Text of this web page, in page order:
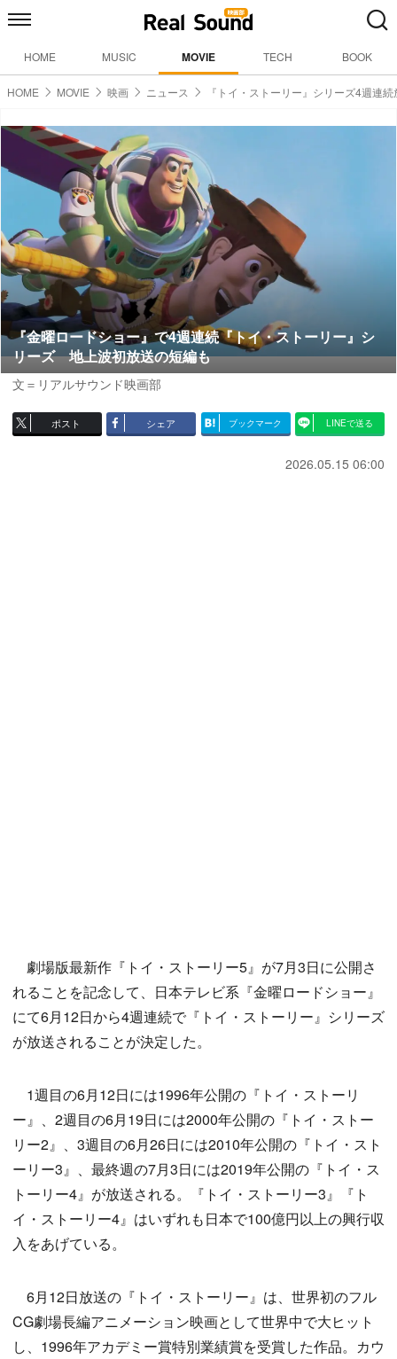
HOME MUSIC MOVIE TECH BOOK
HOME MOVIE 映画 ニュース 『トイ・ストーリー』シリーズ4週連続
『金曜ロードショー』で4週連続『トイ・ストーリー』シ
リーズ 地上波初放送の短編も
文＝リアルサウンド映画部
ポスト シェア ブックマーク LINEで送る
2026.05.15 06:00
劇場版最新作『トイ・ストーリー5』が7月3日に公開さ
れることを記念して、日本テレビ系『金曜ロードショー』
にて6月12日から4週連続で『トイ・ストーリー』シリーズ
が放送されることが決定した。
1週目の6月12日には1996年公開の『トイ・ストーリ
ー』、2週目の6月19日には2000年公開の『トイ・ストー
リー2』、3週目の6月26日には2010年公開の『トイ・スト
ーリー3』、最終週の7月3日には2019年公開の『トイ・ス
トーリー4』が放送される。『トイ・ストーリー3』『ト
イ・ストーリー4』はいずれも日本で100億円以上の興行収
入をあげている。
6月12日放送の『トイ・ストーリー』は、世界初のフル
CG劇場長編アニメーション映画として世界中で大ヒット
し、1996年アカデミー賞特別業績賞を受賞した作品。カウ